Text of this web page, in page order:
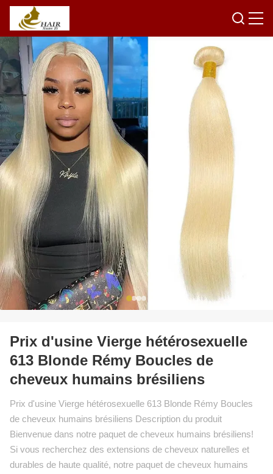
Prix d'usine Vierge hétérosexuelle
613 Blonde Rémy Boucles de
cheveux humains brésiliens
Prix d'usine Vierge hétérosexuelle 613 Blonde Rémy Boucles
de cheveux humains brésiliens Description du produit
Bienvenue dans notre paquet de cheveux humains brésiliens!
Si vous recherchez des extensions de cheveux naturelles et
durables de haute qualité, notre paquet de cheveux humains